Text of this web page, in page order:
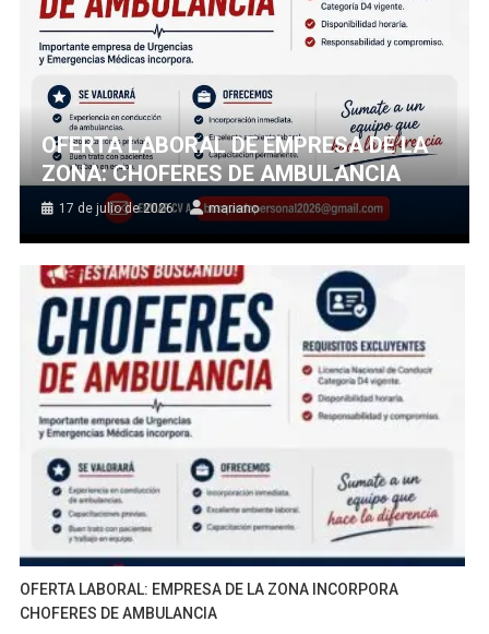
OFERTA LABORAL DE EMPRESA DE LA
ZONA: CHOFERES DE AMBULANCIA
17 de julio de 2026 mariano
OFERTA LABORAL: EMPRESA DE LA ZONA INCORPORA
CHOFERES DE AMBULANCIA